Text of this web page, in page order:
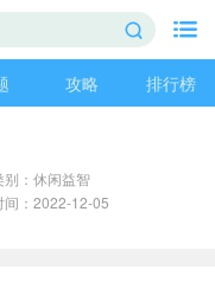
攻略 排行榜
别：休闲益智
间：2022-12-05